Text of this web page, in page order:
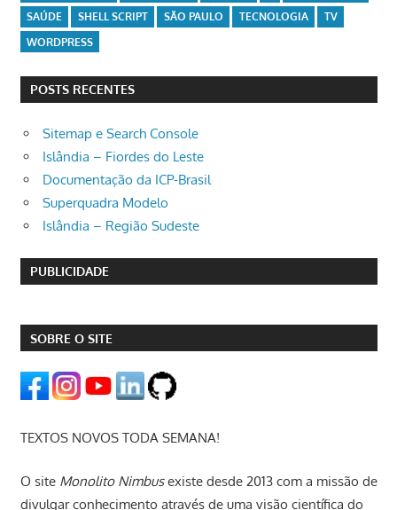
SAÚDE
SHELL SCRIPT SÃO PAULO TECNOLOGIA
TV
WORDPRESS
POSTS RECENTES
Sitemap e Search Console
Islândia – Fiordes do Leste
Documentação da ICP-Brasil
Superquadra Modelo
Islândia – Região Sudeste
PUBLICIDADE
SOBRE O SITE
TEXTOS NOVOS TODA SEMANA!
O site Monolito Nimbusexiste desde 2013 com a missão de
divulgar conhecimento através de uma visão científica do